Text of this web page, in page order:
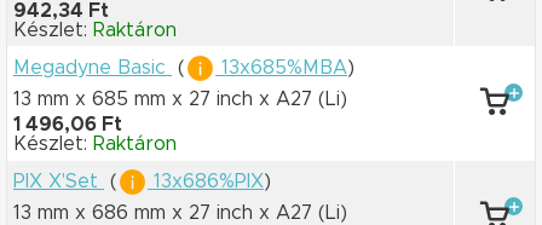
942,34 Ft
Készlet: Raktáron
Megadyne Basic
( 13x685%MBA)
13 mm x 685 mm x 27 inch x A27 (Li)
1 496,06 Ft
Készlet: Raktáron
PIX X'Set
( 13x686%PIX)
13 mm x 686 mm x 27 inch x A27 (Li)